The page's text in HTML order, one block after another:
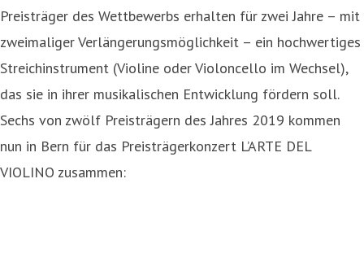
Preisträger des Wettbewerbs erhalten für zwei Jahre – mit
zweimaliger Verlängerungsmöglichkeit – ein hochwertiges
Streichinstrument (Violine oder Violoncello im Wechsel),
das sie in ihrer musikalischen Entwicklung fördern soll.
Sechs von zwölf Preisträgern des Jahres 2019 kommen
nun in Bern für das Preisträgerkonzert L’ARTE DEL
VIOLINO zusammen: